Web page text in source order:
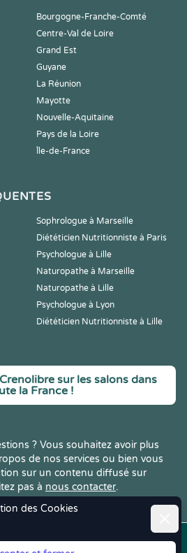
des Cookies
Bourgogne-Franche-Comté
Centre-Val de Loire
Grand Est
Guyane
La Réunion
Mayotte
Nouvelle-Aquitaine
Pays de la Loire
Île-de-France
Sophrologue à Marseille
Diététicien Nutritionniste à Paris
Psychologue à Lille
Naturopathe à Marseille
Naturopathe à Lille
Psychologue à Lyon
Diététicien Nutritionniste à Lille
sur les salons dans
la France !
? Vous souhaitez avoir plus
de nos services ou bien vous
sur un contenu diffusé sur
pas à nous contacter.
, tous Mentions | CGV | RGPD